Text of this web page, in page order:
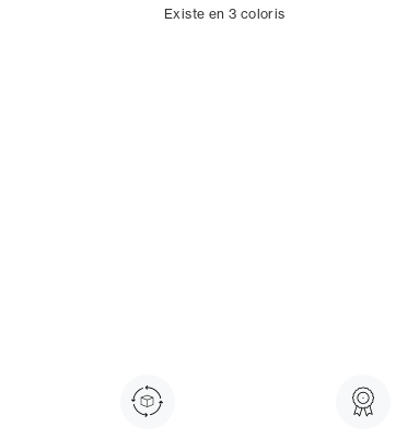
Existe en 3 coloris